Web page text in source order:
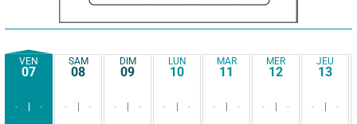
VEN
07
- -
SAM
08
- -
DIM
09
- -
LUN
10
- -
MAR
11
- -
MER
12
- -
JEU
13
- -